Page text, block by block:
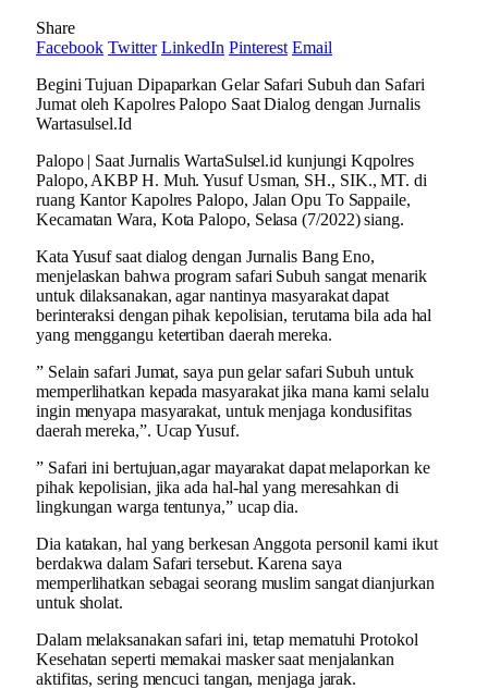
Share
Facebook Twitter LinkedIn Pinterest Email
Begini Tujuan Dipaparkan Gelar Safari Subuh dan Safari
Jumat oleh Kapolres Palopo Saat Dialog dengan Jurnalis
Wartasulsel.Id
Palopo | Saat Jurnalis WartaSulsel.id kunjungi Kqpolres
Palopo, AKBP H. Muh. Yusuf Usman, SH., SIK., MT. di
ruang Kantor Kapolres Palopo, Jalan Opu To Sappaile,
Kecamatan Wara, Kota Palopo, Selasa (7/2022) siang.
Kata Yusuf saat dialog dengan Jurnalis Bang Eno,
menjelaskan bahwa program safari Subuh sangat menarik
untuk dilaksanakan, agar nantinya masyarakat dapat
berinteraksi dengan pihak kepolisian, terutama bila ada hal
yang menggangu ketertiban daerah mereka.
” Selain safari Jumat, saya pun gelar safari Subuh untuk
memperlihatkan kepada masyarakat jika mana kami selalu
ingin menyapa masyarakat, untuk menjaga kondusifitas
daerah mereka,”. Ucap Yusuf.
” Safari ini bertujuan,agar mayarakat dapat melaporkan ke
pihak kepolisian, jika ada hal-hal yang meresahkan di
lingkungan warga tentunya,” ucap dia.
Dia katakan, hal yang berkesan Anggota personil kami ikut
berdakwa dalam Safari tersebut. Karena saya
memperlihatkan sebagai seorang muslim sangat dianjurkan
untuk sholat.
Dalam melaksanakan safari ini, tetap mematuhi Protokol
Kesehatan seperti memakai masker saat menjalankan
aktifitas, sering mencuci tangan, menjaga jarak.